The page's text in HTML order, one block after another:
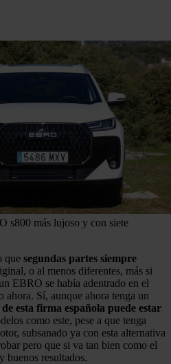
s800 más lujoso y con siete
que segundas partes siempre
o al menos diferentes, más si
EBRO se había adentrado en el
ahora. Sí, aunque ahora tenga un
de esta firma española puede estar
como este, pese a que tenga
subsanado ya con esta alternativa
pero que si va tan bien como el
buenos resultados.